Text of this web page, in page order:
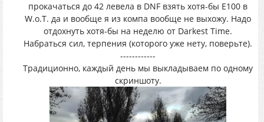
прокачаться до 42 левела в DNF взять хотя-бы Е100 в
W.o.T. да и вообще я из компа вообще не выхожу. Надо
отдохнуть хотя-бы на неделю от Darkest Time.
Набраться сил, терпения (которого уже нету, поверьте).
------------
Традиционно, каждый день мы выкладываем по одному
скриншоту.